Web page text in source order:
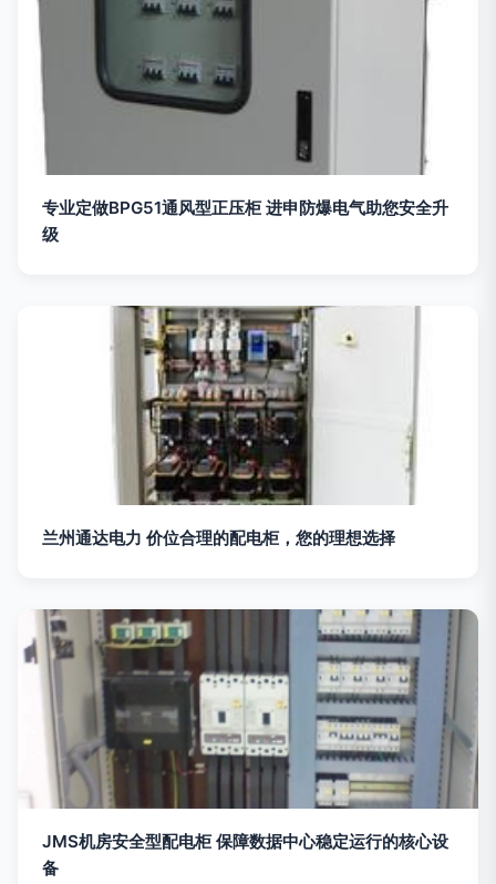
专业定做BPG51通风型正压柜 进申防爆电气助您安全升
级
兰州通达电力 价位合理的配电柜，您的理想选择
JMS机房安全型配电柜 保障数据中心稳定运行的核心设
备